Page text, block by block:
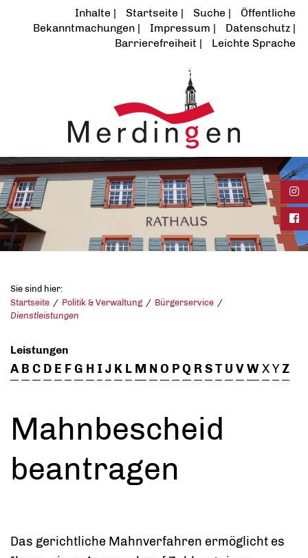
Inhalte Startseite Suche
Öffentliche
Bekanntmachungen
Impressum
Datenschutz
Barrierefreiheit
Leichte Sprache
Sie sind hier:
Startseite
Politik & Verwaltung
Bürgerservice
Dienstleistungen
Leistungen
A B C D E FG H I J K L M NO PQ RST U VWXYZ
Mahnbescheid
beantragen
Das gerichtliche Mahnverfahren ermöglicht es